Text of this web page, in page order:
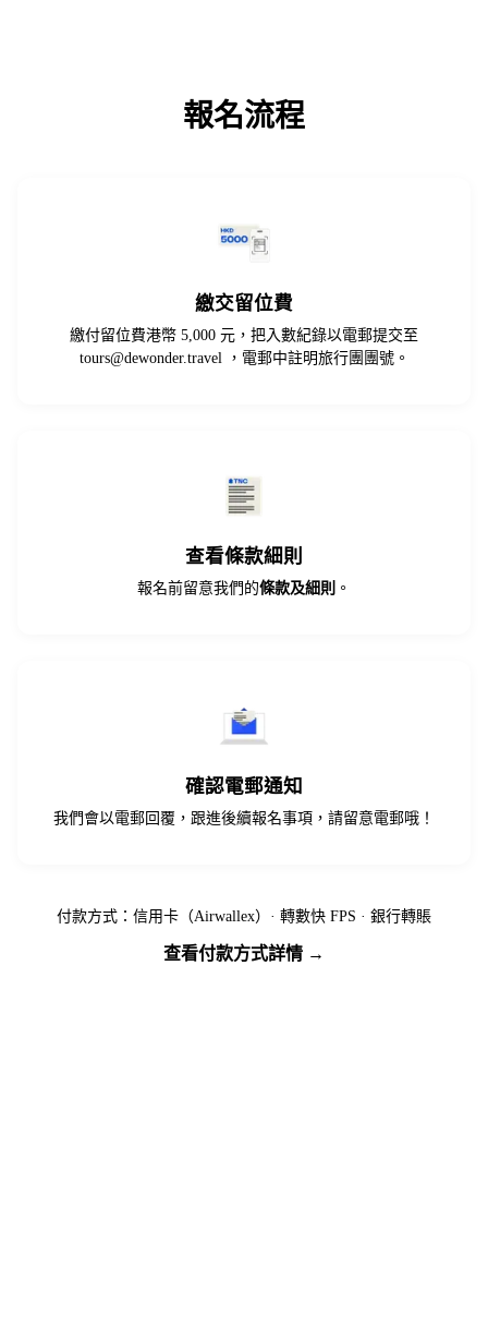
報名流程
繳交留位費
繳付留位費港幣 5,000 元，把入數紀錄以電郵提交至
tours@dewonder.travel，電郵中註明旅行團團號。
查看條款細則
報名前留意我們的條款及細則 。
確認電郵通知
我們會以電郵回覆，跟進後續報名事項，請留意電郵哦！
付款方式：信用卡（Airwallex）· 轉數快 FPS · 銀行轉賬
查看付款方式詳情 →